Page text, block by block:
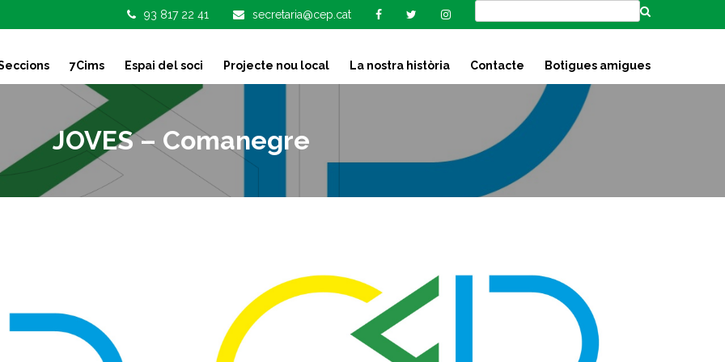
93 817 22 41 secretaria@cep.cat
7Cims Espai del soci Projecte nou local La nostra història Contacte Botigues amigues
JOVES – Comanegre